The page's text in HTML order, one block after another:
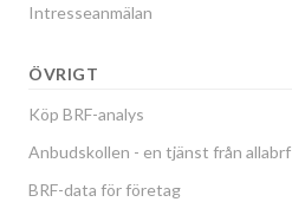
Intresseanmälan
ÖVRIGT
Köp BRF-analys
Anbudskollen - en tjänst från allabrf
BRF-data för företag